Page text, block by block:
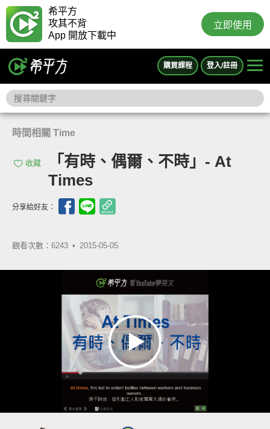
希平方
攻其不背
App 開放下載中
立即使用
購買課程 登入/註冊
時間相關 Time
收藏
「有時、偶爾、不時」- At
Times
分享給好友：
觀看次數：6243 • 2015-05-05